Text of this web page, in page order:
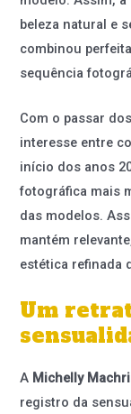
beleza natural e
combinou
sequência
Com o passar
interesse entre
início dos anos
fotográfica mais
das modelos.
mantém
estética refinada
Um
A Michelly Machri
registro da